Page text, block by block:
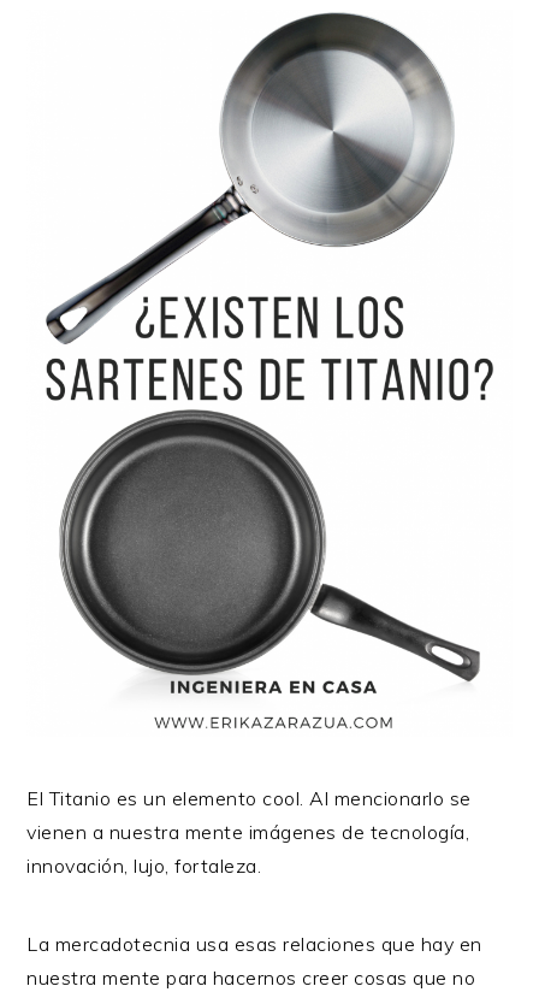
El Titanio es un elemento cool. Al mencionarlo se
vienen a nuestra mente imágenes de tecnología,
innovación, lujo, fortaleza.
La mercadotecnia usa esas relaciones que hay en
nuestra mente para hacernos creer cosas que no